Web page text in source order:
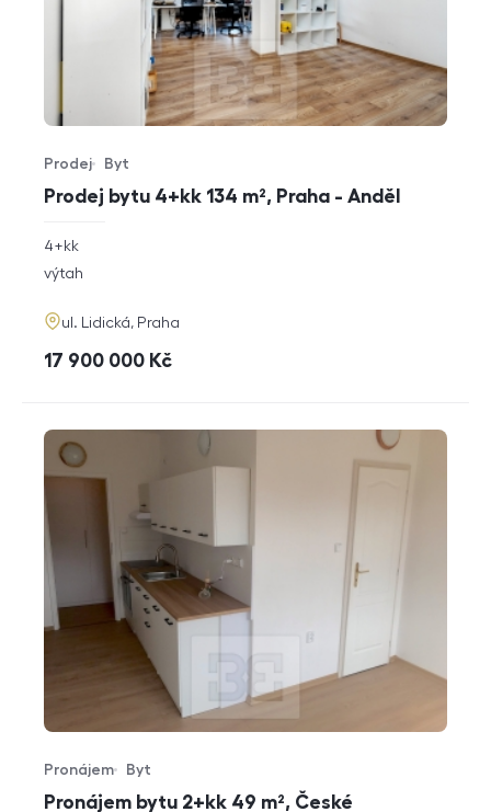
Prodej bytu 4+kk 134 m², Praha - Anděl
Typ nabídky
Prodej
Typ nemovitosti
Byt
rozměry
dispozice
4+kk
funkce
výtah
adresa
ul. Lidická, Praha
cena
17 900 000 Kč
Pronájem bytu 2+kk 49 m², České
Typ nabídky
Pronájem
Typ nemovitosti
Byt